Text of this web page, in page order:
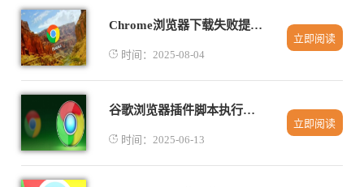
Chrome浏览器下载失败提示权限不足的修复方法
时间：2025-08-04
立即阅读
谷歌浏览器插件脚本执行失败的排查流程
时间：2025-06-13
立即阅读